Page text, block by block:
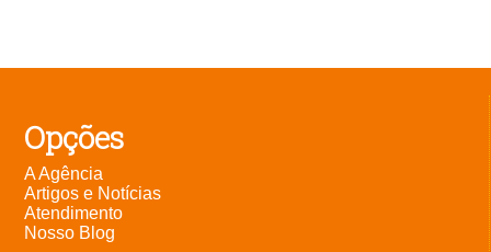
Opções
A Agência
Artigos e Notícias
Atendimento
Nosso Blog